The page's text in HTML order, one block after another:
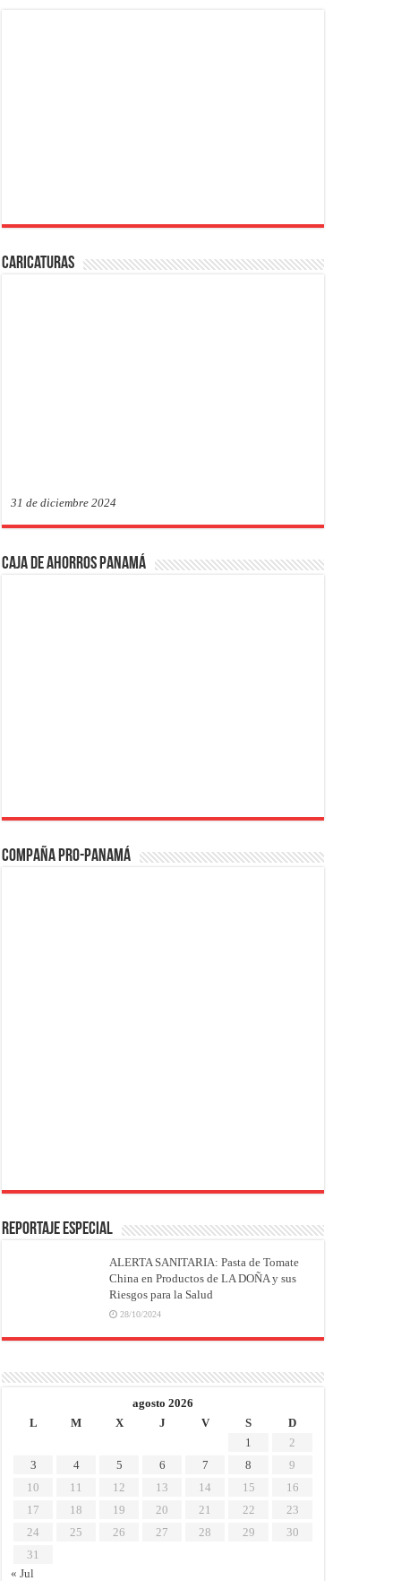
Caricaturas
31 de diciembre 2024
Caja de Ahorros Panamá
Compaña PRO-Panamá
REPORTAJE ESPECIAL
ALERTA SANITARIA: Pasta de Tomate
China en Productos de LA DOÑA y sus
Riesgos para la Salud
28/10/2024
agosto 2026
L
M X J V S
D
1
2
3
4 5 6 7 8
9
10
11 12 13 14 15
16
17
18 19 20 21 22
23
24
25 26 27 28 29
30
31
« Jul